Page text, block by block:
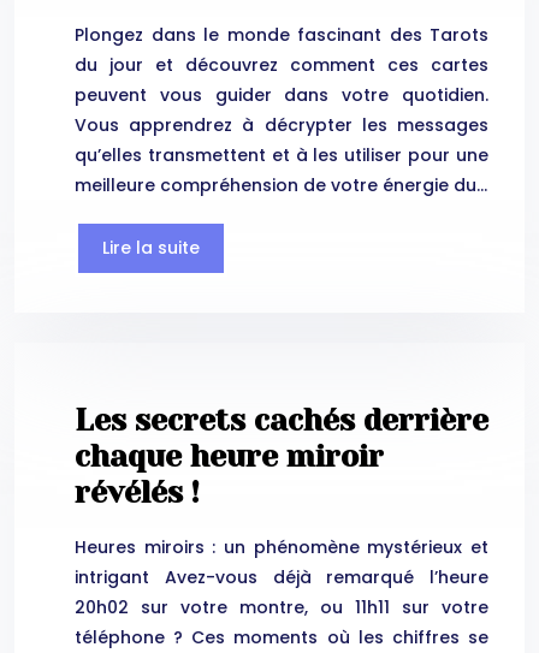
Plongez dans le monde fascinant des Tarots
du jour et découvrez comment ces cartes
peuvent vous guider dans votre quotidien.
Vous apprendrez à décrypter les messages
qu’elles transmettent et à les utiliser pour une
meilleure compréhension de votre énergie du…
Lire la suite
Les secrets cachés derrière
chaque heure miroir
révélés !
Heures miroirs : un phénomène mystérieux et
intrigant Avez-vous déjà remarqué l’heure
20h02 sur votre montre, ou 11h11 sur votre
téléphone ? Ces moments où les chiffres se